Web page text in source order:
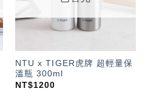
NTU x TIGER虎牌 超輕量保
溫瓶 300ml
NT$1200